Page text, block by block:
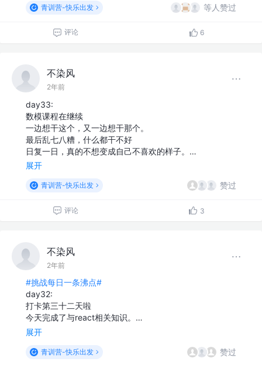
青训营-快乐出发 等人赞过
评论 6
不染风
2年前
day33:
数模课程在继续
一边想干这个，又一边想干那个。
最后乱七八糟，什么都干不好
日复一日，真的不想变成自己不喜欢的样子。…
展开
青训营-快乐出发 赞过
评论 3
不染风
2年前
#挑战每日一条沸点#
day32:
打卡第三十二天啦
今天完成了与react相关知识。…
展开
青训营-快乐出发 赞过